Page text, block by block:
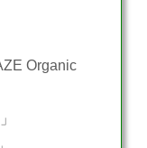
Organic